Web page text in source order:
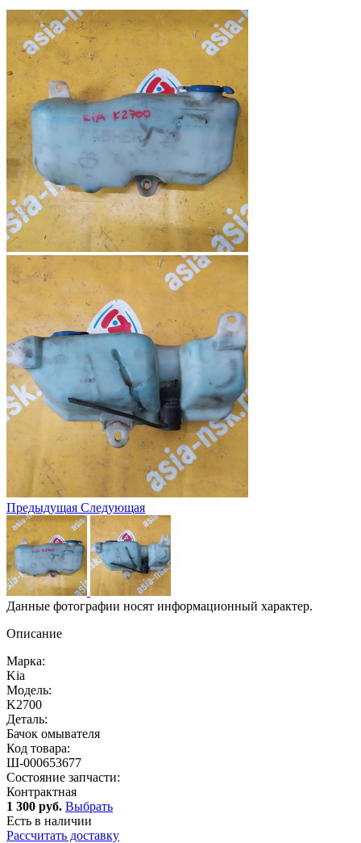
Предыдущая Следующая
Данные фотографии носят информационный характер.
Описание
Марка:
Kia
Модель:
K2700
Деталь:
Бачок омывателя
Код товара:
Ш-000653677
Состояние запчасти:
Контрактная
1 300 руб. Выбрать
Есть в наличии
Рассчитать доставку